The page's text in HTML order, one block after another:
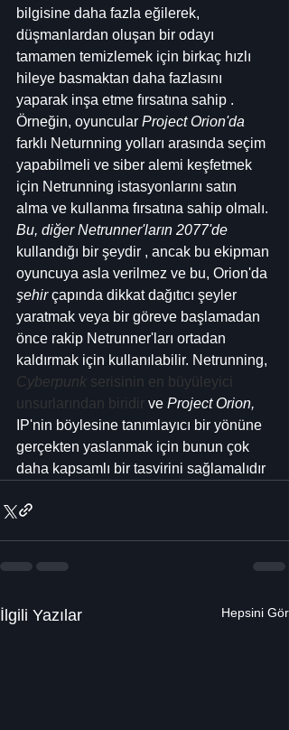
bilgisine daha fazla eğilerek,
düşmanlardan oluşan bir odayı
tamamen temizlemek için birkaç hızlı
hileye basmaktan daha fazlasını
yaparak inşa etme fırsatına sahip .
Örneğin, oyuncular Project Orion'da
farklı Neturnning yolları arasında seçim
yapabilmeli ve siber alemi keşfetmek
için Netrunning istasyonlarını satın
alma ve kullanma fırsatına sahip olmalı.
Bu, diğer Netrunner'ların 2077'de
kullandığı bir şeydir , ancak bu ekipman
oyuncuya asla verilmez ve bu, Orion'da
şehir çapında dikkat dağıtıcı şeyler
yaratmak veya bir göreve başlamadan
önce rakip Netrunner'ları ortadan
kaldırmak için kullanılabilir. Netrunning,
Cyberpunk serisinin en büyüleyici
unsurlarından biridir ve Project Orion,
IP'nin böylesine tanımlayıcı bir yönüne
gerçekten yaslanmak için bunun çok
daha kapsamlı bir tasvirini sağlamalıdır
İlgili Yazılar Hepsini Gör